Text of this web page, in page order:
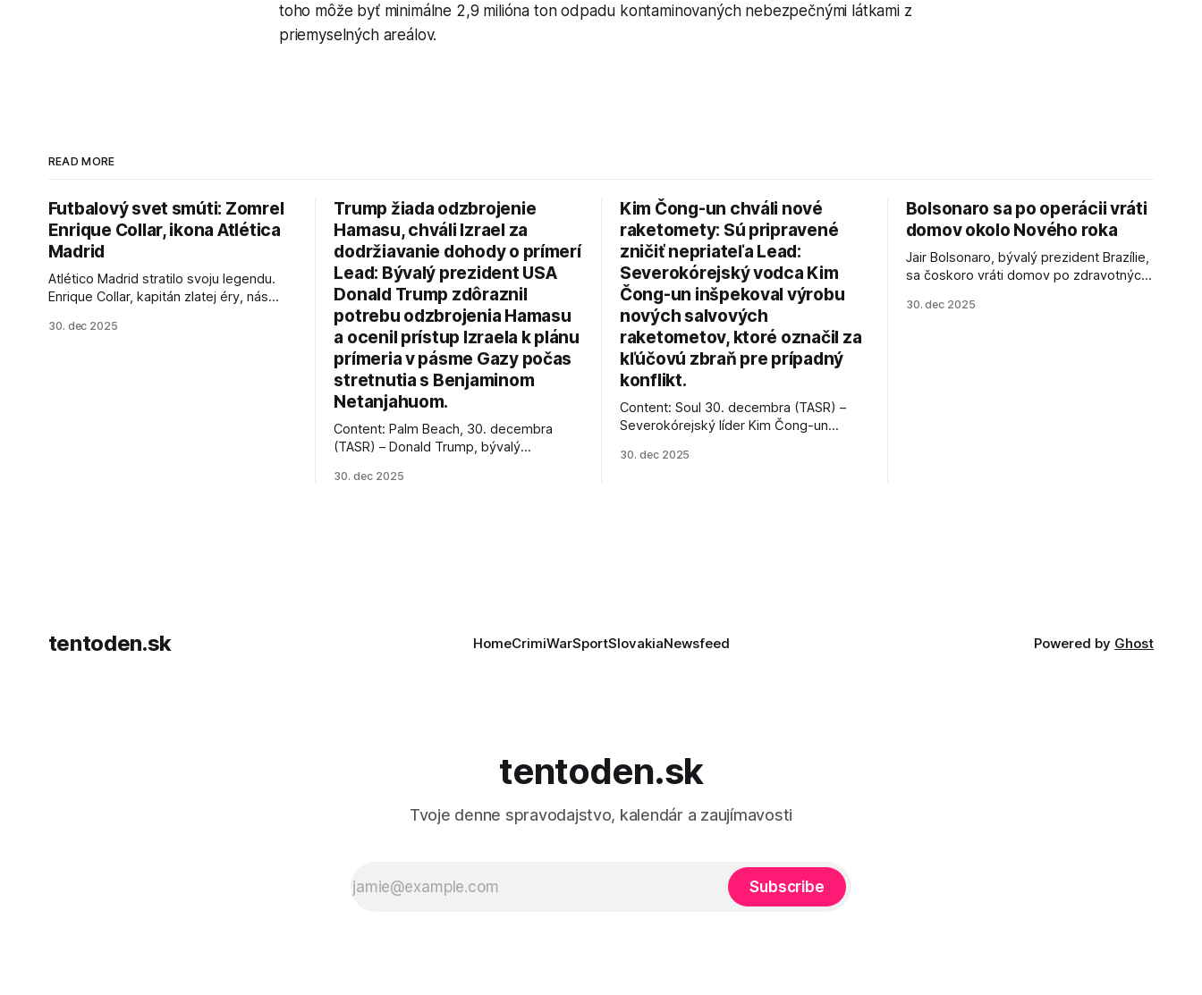
toho môže byť minimálne 2,9 milióna ton odpadu kontaminovaných nebezpečnými látkami z
priemyselných areálov.
READ MORE
Futbalový svet smúti: Zomrel
Enrique Collar, ikona Atlética
Madrid
Atlético Madrid stratilo svoju legendu.
Enrique Collar, kapitán zlatej éry, nás
jeho úspechy a odkaz.
30. dec 2025
Trump žiada odzbrojenie
Hamasu, chváli Izrael za
dodržiavanie dohody o prímerí
Lead: Bývalý prezident USA
Donald Trump zdôraznil
potrebu odzbrojenia Hamasu
a ocenil prístup Izraela k plánu
prímeria v pásme Gazy počas
stretnutia s Benjaminom
Netanjahuom.
Content: Palm Beach, 30. decembra
(TASR) – Donald Trump, bývalý
vyhlásil, že odzbrojenie palestínskeho
30. dec 2025
Kim Čong-un chváli nové
raketomety: Sú pripravené
zničiť nepriateľa Lead:
Severokórejský vodca Kim
Čong-un inšpekoval výrobu
nových salvových
raketometov, ktoré označil za
kľúčovú zbraň pre prípadný
konflikt.
Content: Soul 30. decembra (TASR) –
Severokórejský líder Kim Čong-un
najnovšie salvové raketomety a nešetril
30. dec 2025
Bolsonaro sa po operácii vráti
domov okolo Nového roka
Jair Bolsonaro, bývalý prezident Brazílie,
sa čoskoro vráti domov po zdravotných
30. dec 2025
tentoden.sk HomeCrimiWarSportSlovakiaNewsfeed Powered by Ghost
tentoden.sk
Tvoje denne spravodajstvo, kalendár a zaujímavosti
Subscribe